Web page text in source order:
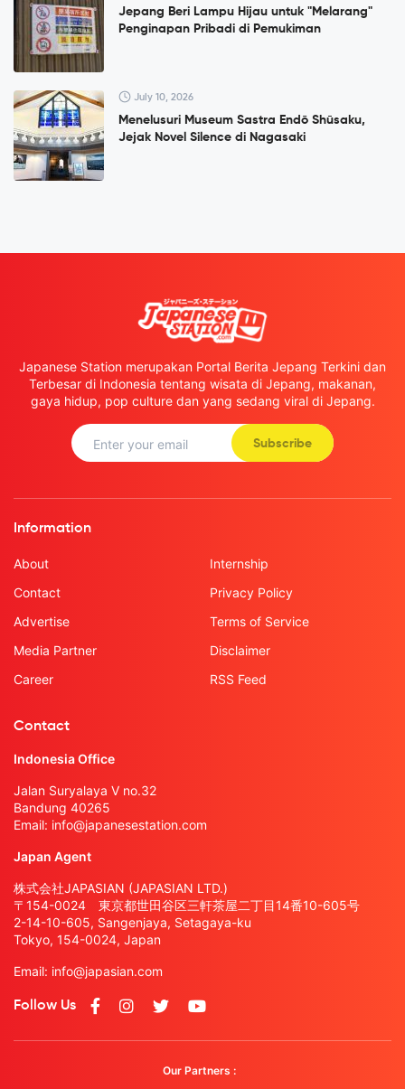
Jepang Beri Lampu Hijau untuk "Melarang"
Penginapan Pribadi di Pemukiman
July 10, 2026
Menelusuri Museum Sastra Endō Shūsaku,
Jejak Novel Silence di Nagasaki
Japanese Station merupakan Portal Berita Jepang Terkini dan
Terbesar di Indonesia tentang wisata di Jepang, makanan,
gaya hidup, pop culture dan yang sedang viral di Jepang.
Subscribe
Information
About
Contact
Advertise
Media Partner
Career
Internship
Privacy Policy
Terms of Service
Disclaimer
RSS Feed
Contact
Indonesia Office
Jalan Suryalaya V no.32
Bandung 40265
Email: info@japanesestation.com
Japan Agent
株式会社JAPASIAN (JAPASIAN LTD.)
〒154-0024 東京都世田谷区三軒茶屋二丁目14番10-605号
2-14-10-605, Sangenjaya, Setagaya-ku
Tokyo, 154-0024, Japan
Email: info@japasian.com
Follow Us
Our Partners :